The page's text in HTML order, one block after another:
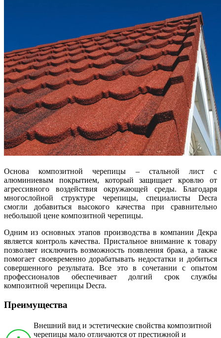
Основа композитной черепицы – стальной лист с
алюминиевым покрытием, который защищает кровлю от
агрессивного воздействия окружающей среды. Благодаря
многослойной структуре черепицы, специалисты Decra
смогли добавиться высокого качества при сравнительно
небольшой цене композитной черепицы.
Одним из основных этапов производства в компании Декра
является контроль качества. Пристальное внимание к товару
позволяет исключить возможность появления брака, а также
помогает своевременно дорабатывать недостатки и добиться
совершенного результата. Все это в сочетании с опытом
профессионалов обеспечивает долгий срок службы
композитной черепицы Decra.
Преимущества
Внешний вид и эстетические свойства композитной
черепицы мало отличаются от престижной и